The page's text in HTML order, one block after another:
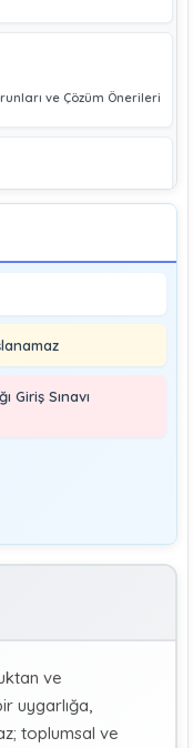
ve Çözüm Önerileri
Borcu Çıkmaz
Kazalar Büyük
Bir Yaklaşım
Görev Yapan
İkili Sosyal
Giriş Sınavı
ve
uygarlığa,
toplumsal ve